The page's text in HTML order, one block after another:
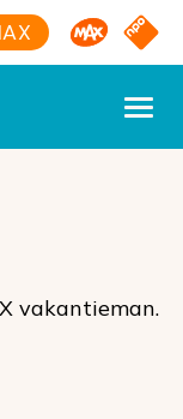
Omroep
NPO
vakantieman.